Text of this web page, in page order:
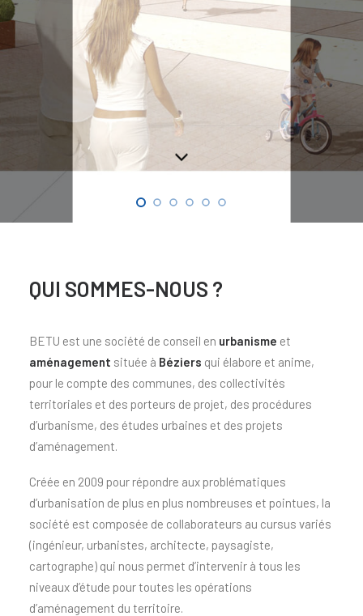
QUI SOMMES-NOUS ?
BETU est une société de conseil en urbanisme et
aménagement située à Béziers qui élabore et anime,
pour le compte des communes, des collectivités
territoriales et des porteurs de projet, des procédures
d’urbanisme, des études urbaines et des projets
d’aménagement.
Créée en 2009 pour répondre aux problématiques
d’urbanisation de plus en plus nombreuses et pointues, la
société est composée de collaborateurs au cursus variés
(ingénieur, urbanistes, architecte, paysagiste,
cartographe) qui nous permet d’intervenir à tous les
niveaux d’étude pour toutes les opérations
d’aménagement du territoire.